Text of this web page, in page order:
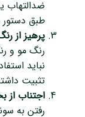
ضدالتهاب
طبق
پرهیز از
نباید
تثبیت
اجتناب از
رفتن به